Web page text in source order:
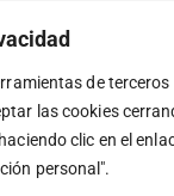
de
las cookies
clic en el
personal".